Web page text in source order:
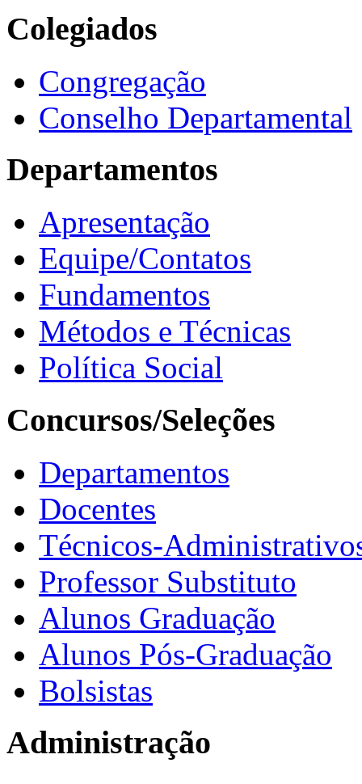
Colegiados
Congregação
Conselho Departamental
Departamentos
Apresentação
Equipe/Contatos
Fundamentos
Métodos e Técnicas
Política Social
Concursos/Seleções
Departamentos
Docentes
Técnicos-
Professor Substituto
Alunos Graduação
Alunos Pós-Graduação
Bolsistas
Administração